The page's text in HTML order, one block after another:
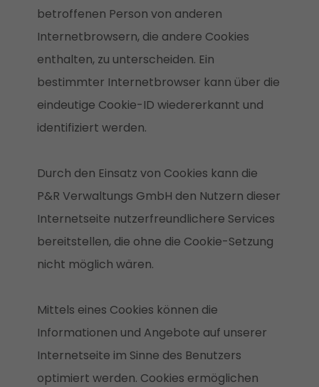
betroffenen Person von anderen
Internetbrowsern, die andere Cookies
enthalten, zu unterscheiden. Ein
bestimmter Internetbrowser kann über die
eindeutige Cookie-ID wiedererkannt und
identifiziert werden.
Durch den Einsatz von Cookies kann die
P&R Verwaltungs GmbH den Nutzern dieser
Internetseite nutzerfreundlichere Services
bereitstellen, die ohne die Cookie-Setzung
nicht möglich wären.
Mittels eines Cookies können die
Informationen und Angebote auf unserer
Internetseite im Sinne des Benutzers
optimiert werden. Cookies ermöglichen